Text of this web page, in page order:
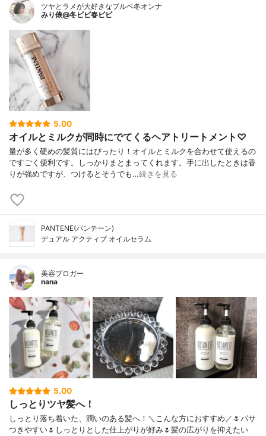
ツヤとラメが大好きなブルベ冬オンナ
みり俵@冬ビビ春ビビ
5.00
オイルとミルクが同時にでてくるヘアトリートメント♡
量が多く硬めの髪質にはぴったり！オイルとミルクを合わせて使えるの
ですごく便利です。しっかりまとまってくれます。手に出したときは香
りが強めですが、つけるとそうでも…続きを見る
PANTENE(パンテーン)
デュアル アクティブ オイルセラム
美容ブロガー
nana
5.00
しっとりツヤ髪へ！
しっとり落ち着いた、潤いのある髪へ！＼こんな方におすすめ／🌷パサ
つきやすい🌷しっとりとした仕上がりが好み🌷髪の広がりを抑えたい